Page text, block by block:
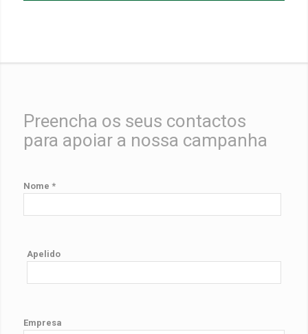
Preencha os seus contactos
para apoiar a nossa campanha
Nome *
Apelido
Empresa